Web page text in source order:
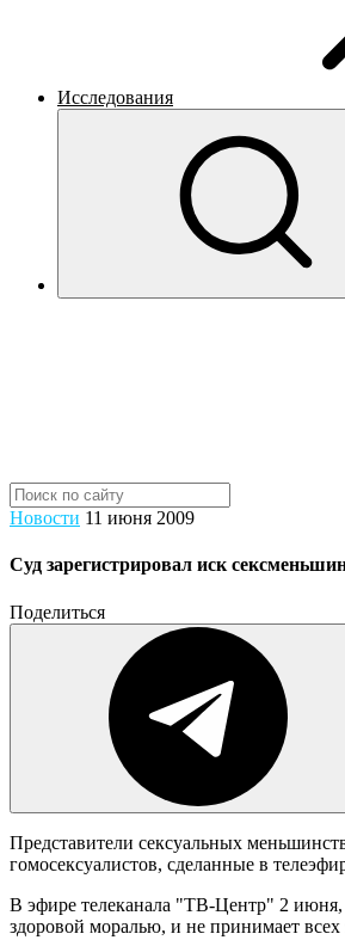
Исследования
Новости 11 июня 2009
Суд зарегистрировал иск
Поделиться
Представители сексуальных
гомосексуалистов, сделанные в
В эфире телеканала "ТВ-Центр" 2 июня,
здоровой моралью, и не принимает